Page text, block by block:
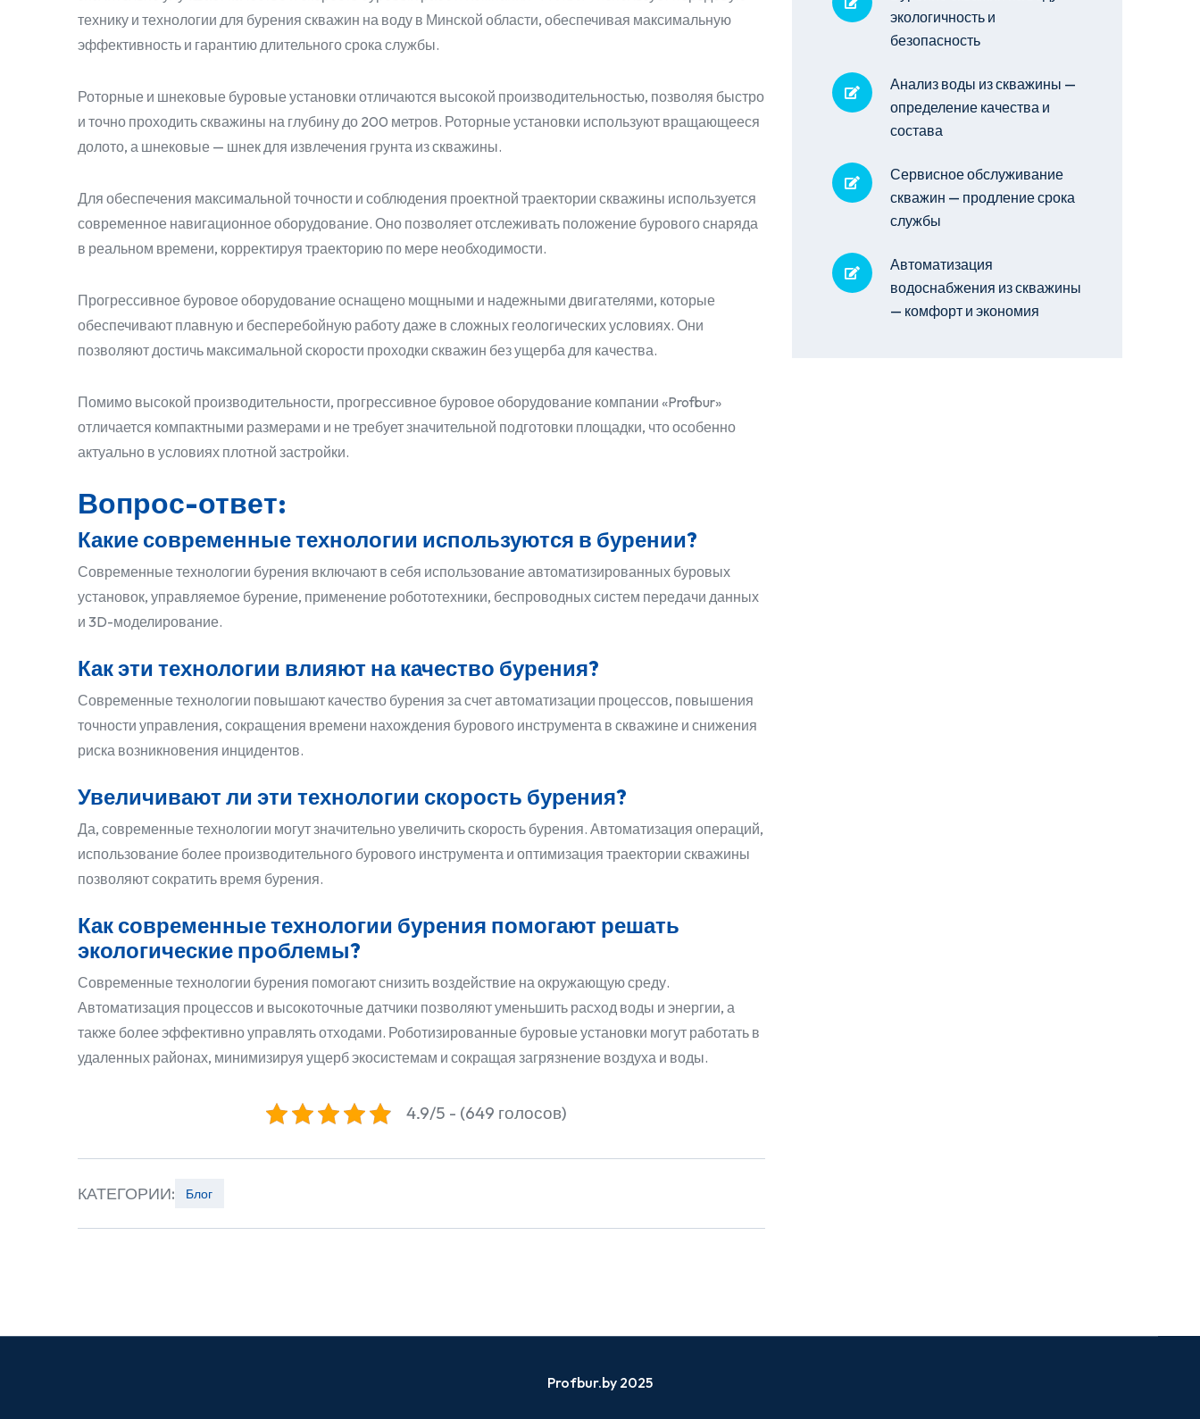
технику и технологии для бурения скважин на воду в Минской области, обеспечивая максимальную
эффективность и гарантию длительного срока службы.
Роторные и шнековые буровые установки отличаются высокой производительностью, позволяя быстро
и точно проходить скважины на глубину до 200 метров. Роторные установки используют вращающееся
долото, а шнековые — шнек для извлечения грунта из скважины.
Для обеспечения максимальной точности и соблюдения проектной траектории скважины используется
современное навигационное оборудование. Оно позволяет отслеживать положение бурового снаряда
в реальном времени, корректируя траекторию по мере необходимости.
Прогрессивное буровое оборудование оснащено мощными и надежными двигателями, которые
обеспечивают плавную и бесперебойную работу даже в сложных геологических условиях. Они
позволяют достичь максимальной скорости проходки скважин без ущерба для качества.
Помимо высокой производительности, прогрессивное буровое оборудование компании «Profbur»
отличается компактными размерами и не требует значительной подготовки площадки, что особенно
актуально в условиях плотной застройки.
Вопрос-ответ:
Какие современные технологии используются в бурении?
Современные технологии бурения включают в себя использование автоматизированных буровых
установок, управляемое бурение, применение робототехники, беспроводных систем передачи данных
и 3D-моделирование.
Как эти технологии влияют на качество бурения?
Современные технологии повышают качество бурения за счет автоматизации процессов, повышения
точности управления, сокращения времени нахождения бурового инструмента в скважине и снижения
риска возникновения инцидентов.
Увеличивают ли эти технологии скорость бурения?
Да, современные технологии могут значительно увеличить скорость бурения. Автоматизация операций,
использование более производительного бурового инструмента и оптимизация траектории скважины
позволяют сократить время бурения.
Как современные технологии бурения помогают решать
экологические проблемы?
Современные технологии бурения помогают снизить воздействие на окружающую среду.
Автоматизация процессов и высокоточные датчики позволяют уменьшить расход воды и энергии, а
также более эффективно управлять отходами. Роботизированные буровые установки могут работать в
удаленных районах, минимизируя ущерб экосистемам и сокращая загрязнение воздуха и воды.
4.9/5 - (649 голосов)
КАТЕГОРИИ: Блог
экологичность и
безопасность
Анализ воды из скважины —
определение качества и
состава
Сервисное обслуживание
скважин — продление срока
службы
Автоматизация
водоснабжения из скважины
— комфорт и экономия
Profbur.by 2025